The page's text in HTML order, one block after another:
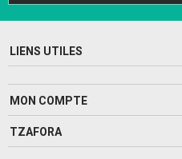
LIENS UTILES
MON COMPTE
TZAFORA